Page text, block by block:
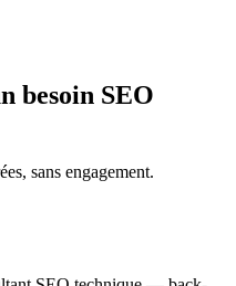
besoin SEO
sans engagement.